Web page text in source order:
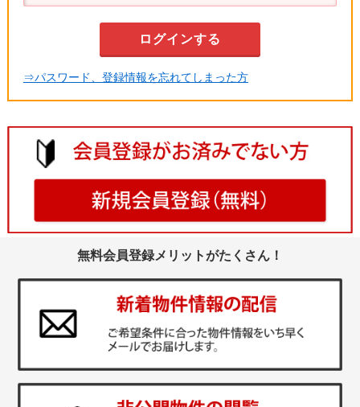
⇒パスワード、登録情報を忘れてしまった方
無料会員登録メリットがたくさん！